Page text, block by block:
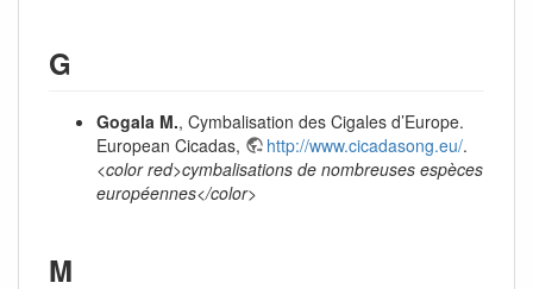
G
Gogala M., Cymbalisation des Cigales d’Europe.
European Cicadas,
http://www.cicadasong.eu/.
<color red>cymbalisations de nombreuses espèces
européennes</color>
M